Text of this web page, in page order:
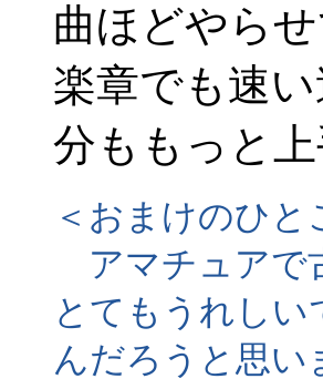
曲ほどやら
楽章でも速
分ももっと
＜おまけのひと
アマチュアで
とてもうれし
んだろうと思い